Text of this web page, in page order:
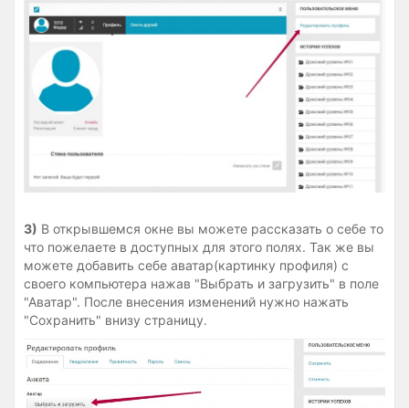
3) В открывшемся окне вы можете рассказать о себе то
что пожелаете в доступных для этого полях. Так же вы
можете добавить себе аватар(картинку профиля) с
своего компьютера нажав "Выбрать и загрузить" в поле
"Аватар". После внесения изменений нужно нажать
"Сохранить" внизу страницу.